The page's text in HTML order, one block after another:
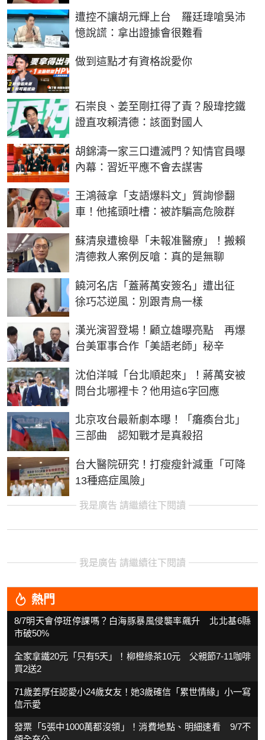
遭控不讓胡元輝上台 羅廷瑋嗆吳沛
憶說謊：拿出證據會很難看
做到這點才有資格說愛你
PR
石崇良、姜至剛扛得了責？殷瑋挖鐵
證直攻賴清德：該面對國人
胡錦濤一家三口遭滅門？知情官員曝
內幕：習近平應不會去謀害
王鴻薇拿「支語爆料文」質詢慘翻
車！他搖頭吐槽：被詐騙高危險群
蘇清泉遭檢舉「未報准醫療」！搬賴
清德救人案例反嗆：真的是無聊
饒河名店「蓋蔣萬安簽名」遭出征
徐巧芯逆風：別跟青鳥一樣
漢光演習登場！顧立雄曝亮點 再爆
台美軍事合作「美語老師」秘辛
沈伯洋喊「台北順起來」！蔣萬安被
問台北哪裡卡？他用這6字回應
北京攻台最新劇本曝！「癱瘓台北」
三部曲 認知戰才是真殺招
台大醫院研究！打瘦瘦針減重「可降
13種癌症風險」
我是廣告 請繼續往下閱讀
我是廣告 請繼續往下閱讀
熱門
8/7明天會停班停課嗎？白海豚暴風侵襲率飆升 北北基6縣
市破50%
全家拿鐵20元「只有5天」！柳橙綠茶10元 父親節7-11咖啡
買2送2
71歲姜厚任認愛小24歲女友！她3歲確信「累世情緣」小一寫
信示愛
發票「5張中1000萬都沒領」！消費地點、明細速看 9/7不